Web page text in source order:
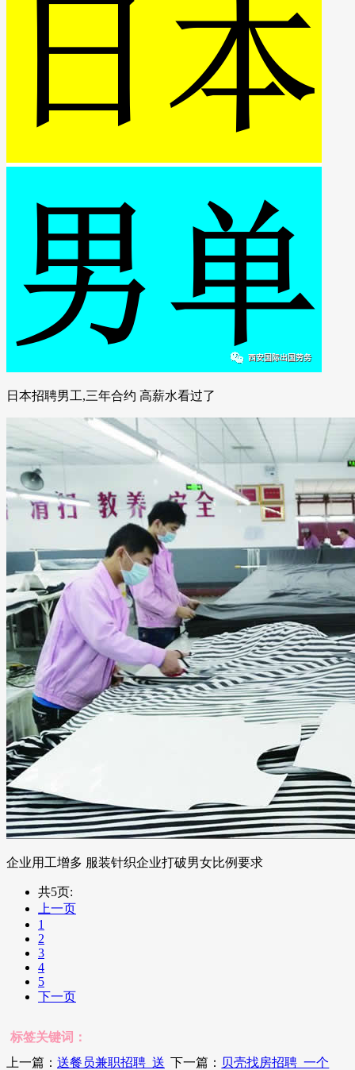
日本招聘男工,三年合约 高薪水看过了
企业用工增多 服装针织企业打破男女比例要求
共5页:
上一页
1
2
3
4
5
下一页
标签关键词：
上一篇： 送餐员兼职招聘_送 下一篇： 贝壳找房招聘_一个